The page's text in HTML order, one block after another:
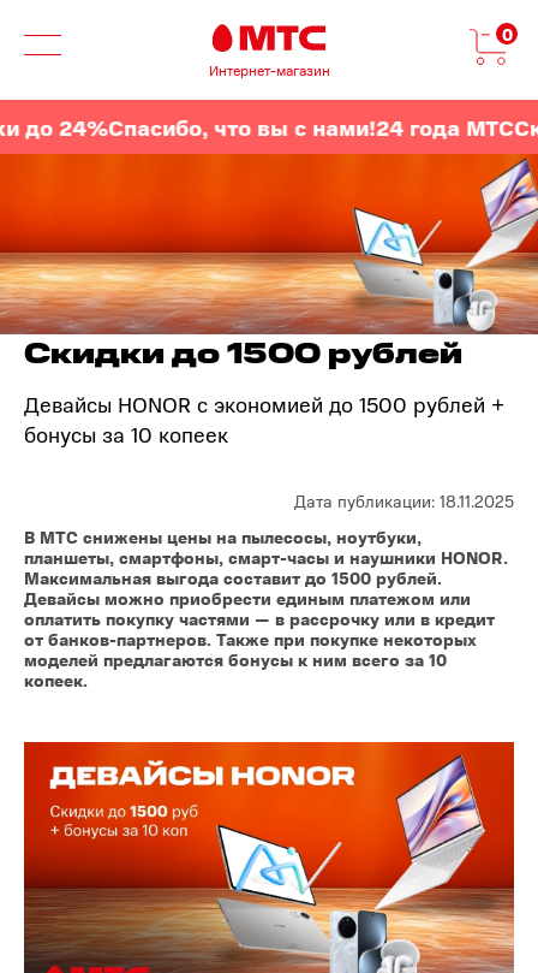
Интернет-магазин
0
24%Спасибо, что вы с нами!24 года МТС
Скидки до 1500 рублей
Девайсы HONOR с экономией до 1500 рублей +
бонусы за 10 копеек
Дата публикации: 18.11.2025
В МТС снижены цены на пылесосы, ноутбуки,
планшеты, смартфоны, смарт-часы и наушники HONOR.
Максимальная выгода составит до 1500 рублей.
Девайсы можно приобрести единым платежом или
оплатить покупку частями — в рассрочку или в кредит
от банков-партнеров. Также при покупке некоторых
моделей предлагаются бонусы к ним всего за 10
копеек.